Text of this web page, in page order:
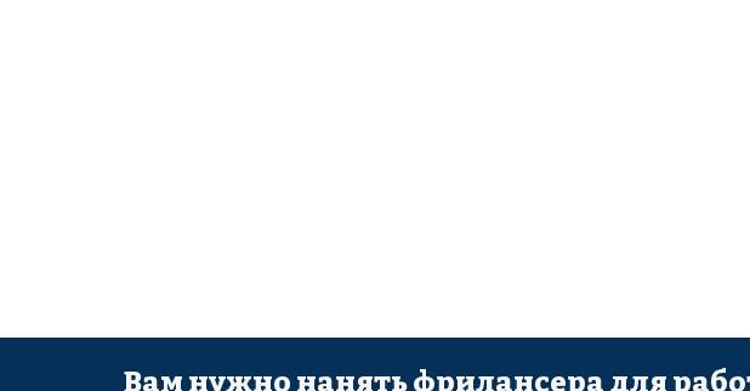
Вам нужно нанять фрилансера для